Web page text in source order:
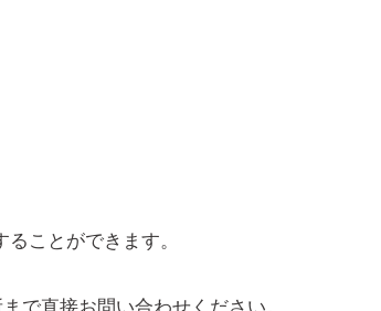
ことができます。
で直接お問い合わせください。